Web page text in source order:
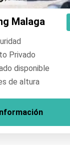
Malaga
Privado
disponible
de altura